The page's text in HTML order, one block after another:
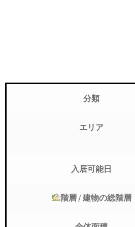
分類
エリア
入居可能日
階層 / 建物の総階層